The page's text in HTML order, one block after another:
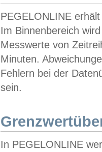
PEGELONLINE
Im Binnenbereich
Messwerte von
Minuten.
Fehlern bei der
sein.
In PEGELONLINE